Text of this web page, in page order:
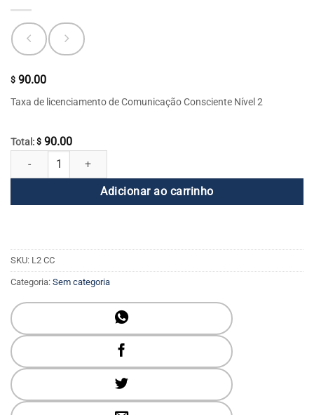
$ 90.00
Taxa de licenciamento de Comunicação Consciente Nível 2
Total: $ 90.00
Taxa de licenciamento de Comunicação Consciente Nível 2 quantidade
Adicionar ao carrinho
SKU: L2 CC
Categoria: Sem categoria